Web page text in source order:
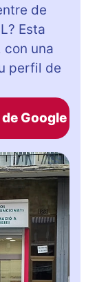
de
Esta
una
perfil de
Google